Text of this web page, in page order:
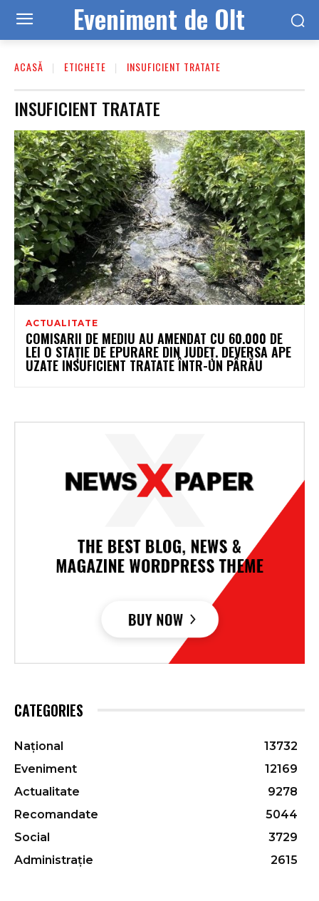
Eveniment de Olt
ACASĂ ETICHETE INSUFICIENT TRATATE
INSUFICIENT TRATATE
ACTUALITATE
COMISARII DE MEDIU AU AMENDAT CU 60.000 DE
LEI O STAȚIE DE EPURARE DIN JUDEȚ. DEVERSA APE
UZATE INSUFICIENT TRATATE ÎNTR-UN PÂRĂU
CATEGORIES
Național
13732
Eveniment
12169
Actualitate
9278
Recomandate
5044
Social
3729
Administrație
2615